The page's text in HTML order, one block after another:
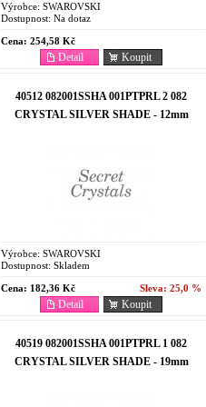
Výrobce: SWAROVSKI
Dostupnost: Na dotaz
Cena: 254,58 Kč
Koupit
Detail
40512 082001SSHA 001PTPRL 2 082
CRYSTAL SILVER SHADE - 12mm
Výrobce: SWAROVSKI
Dostupnost: Skladem
Cena: 182,36 Kč Sleva: 25,0 %
Koupit
Detail
40519 082001SSHA 001PTPRL 1 082
CRYSTAL SILVER SHADE - 19mm